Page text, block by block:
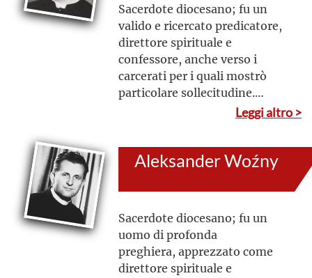
Sacerdote diocesano; fu un
valido e ricercato predicatore,
direttore spirituale e
confessore, anche verso i
carcerati per i quali mostrò
particolare sollecitudine.
Svolse il ministero sacerdotale
nascondimento e in umiltà
Leggi altro >
Aleksander Woźny
Sacerdote diocesano; fu un
uomo di profonda
preghiera, apprezzato come
direttore spirituale e